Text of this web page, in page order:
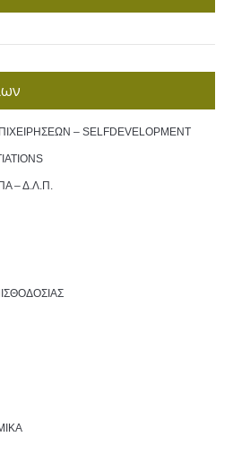
– SELFDEVELOPMENT
– Δ.Λ.Π.